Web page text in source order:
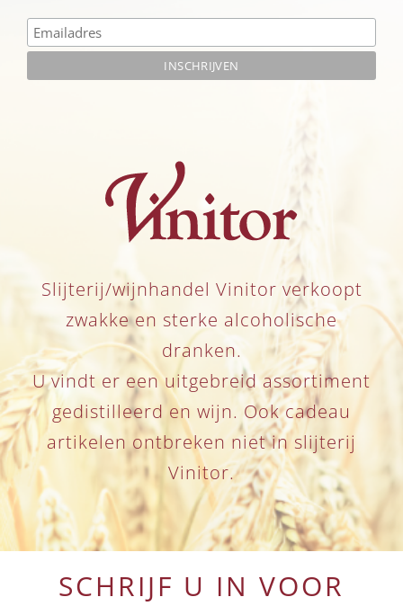
Slijterij/wijnhandel Vinitor verkoopt
zwakke en sterke alcoholische
dranken.
U vindt er een uitgebreid assortiment
gedistilleerd en wijn. Ook cadeau
artikelen ontbreken niet in slijterij
Vinitor.
SCHRIJF U IN VOOR